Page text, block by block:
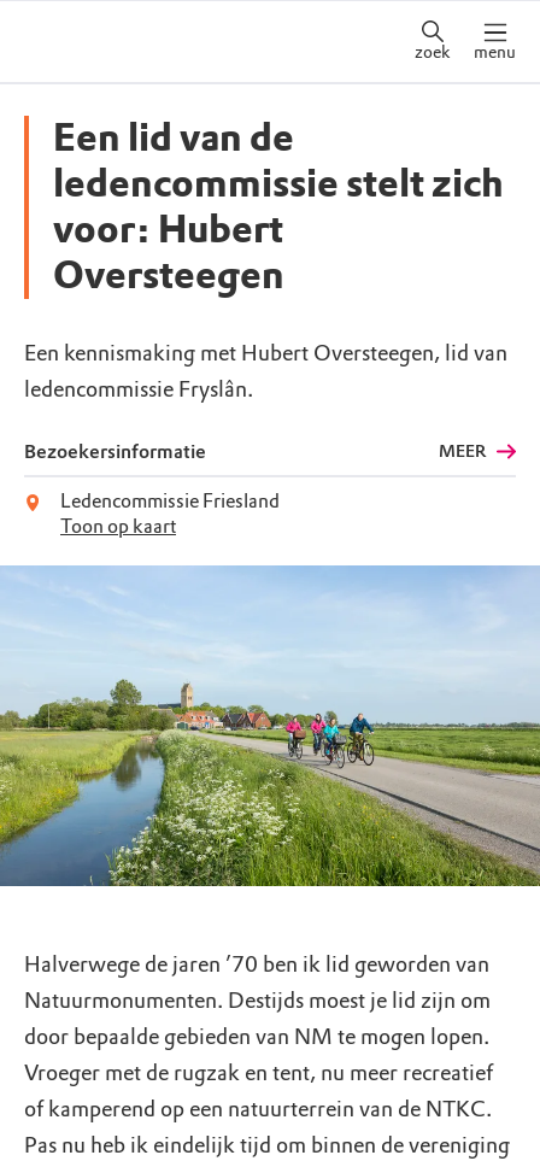
zoek menu
Een lid van de
ledencommissie stelt zich
voor: Hubert
Oversteegen
Een kennismaking met Hubert Oversteegen, lid van
ledencommissie Fryslân.
Bezoekersinformatie MEER
Ledencommissie Friesland
Toon op kaart
Halverwege de jaren ’70 ben ik lid geworden van
Natuurmonumenten. Destijds moest je lid zijn om
door bepaalde gebieden van NM te mogen lopen.
Vroeger met de rugzak en tent, nu meer recreatief
of kamperend op een natuurterrein van de NTKC.
Pas nu heb ik eindelijk tijd om binnen de vereniging